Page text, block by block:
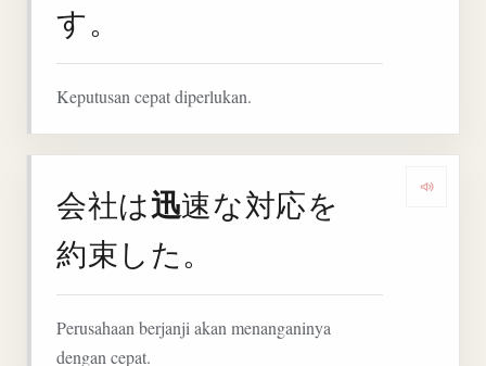
す。
Keputusan cepat diperlukan.
会社は迅速な対応を
約束した。
Perusahaan berjanji akan menanganinya
dengan cepat.